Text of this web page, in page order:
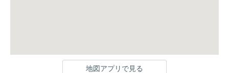
地図アプリで見る